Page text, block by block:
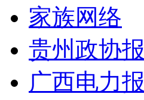
家族网络
贵州政协报
广西电力报